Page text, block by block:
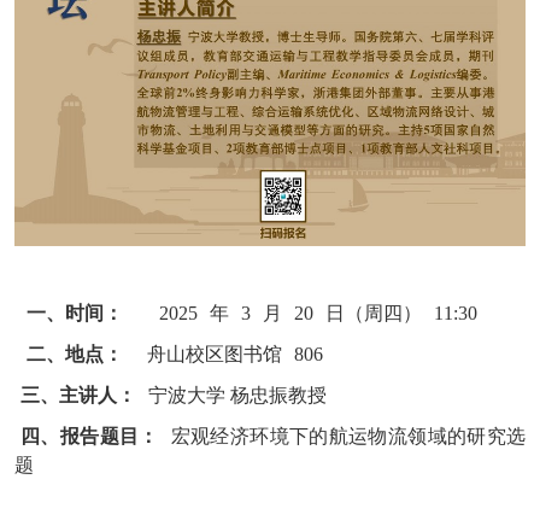
一、时间： 2025 年 3 月 20 日（周四）
11:30
二、地点：
舟山校区图书馆 806
三、主讲人：
宁波大学 杨忠振教授
四、报告题目：
宏观经济环境下的航运物流领域的研究选
题